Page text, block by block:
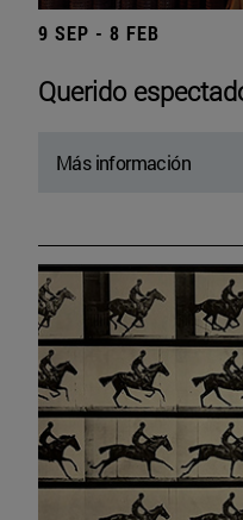
9 SEP - 8 FEB
Querido
Más información